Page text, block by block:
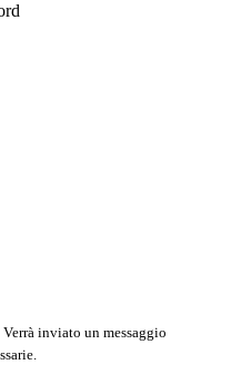
Verrà inviato un messaggio